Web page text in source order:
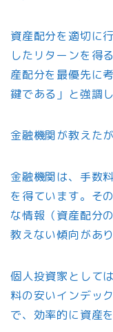
資産配分を適切に
したリターンを得
産配分を最優先に
鍵である」と強調
金融機関が教えた
金融機関は、手数
を得ています。そ
な情報（資産配分
教えない傾向があり
個人投資家として
料の安いインデッ
で、効率的に資産